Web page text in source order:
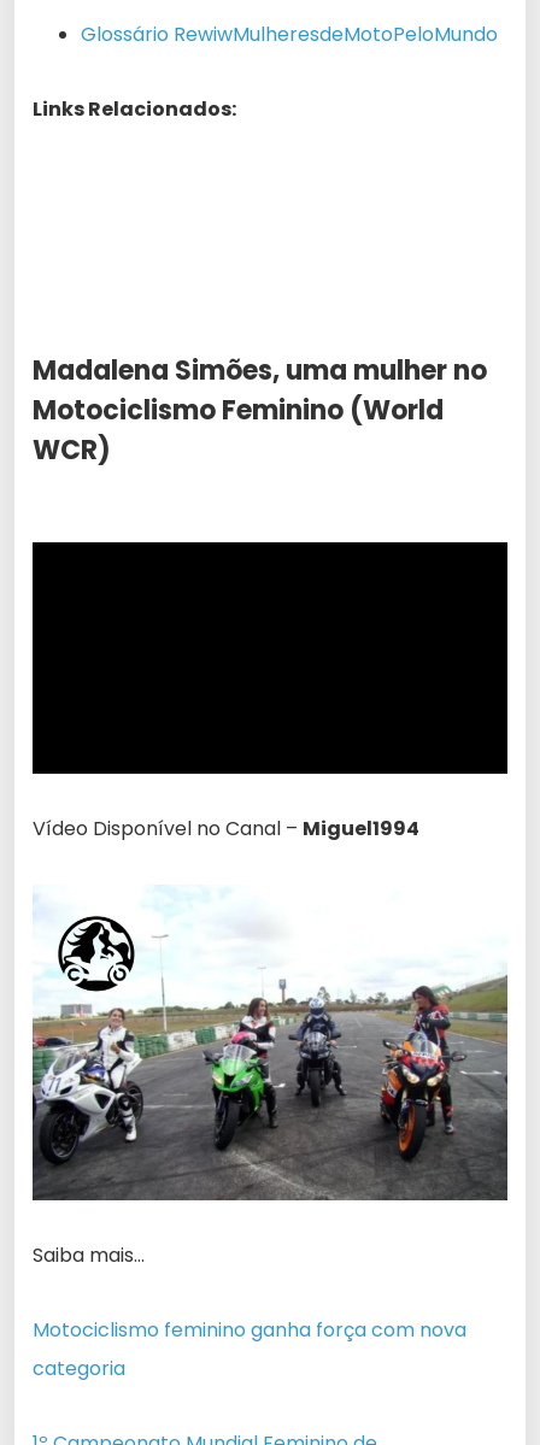
Glossário RewiwMulheresdeMotoPeloMundo
Links Relacionados:
Madalena Simões, uma mulher no
Motociclismo Feminino (World
WCR)
Vídeo Disponível no Canal – Miguel1994
Saiba mais…
Motociclismo feminino ganha força com nova
categoria